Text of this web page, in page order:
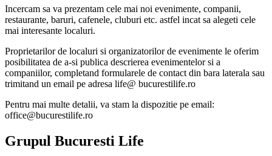
Incercam sa va prezentam cele mai noi evenimente, companii,
restaurante, baruri, cafenele, cluburi etc. astfel incat sa alegeti cele
mai interesante localuri.
Proprietarilor de localuri si organizatorilor de evenimente le oferim
posibilitatea de a-si publica descrierea evenimentelor si a
companiilor, completand formularele de contact din bara laterala sau
trimitand un email pe adresa life@ bucurestilife.ro
Pentru mai multe detalii, va stam la dispozitie pe email:
office@bucurestilife.ro
Grupul Bucuresti Life